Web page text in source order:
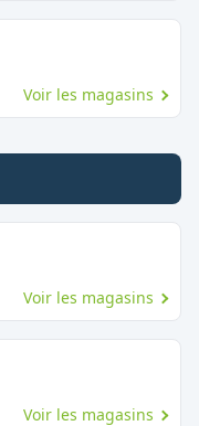
Voir les magasins
Voir les magasins
Voir les magasins